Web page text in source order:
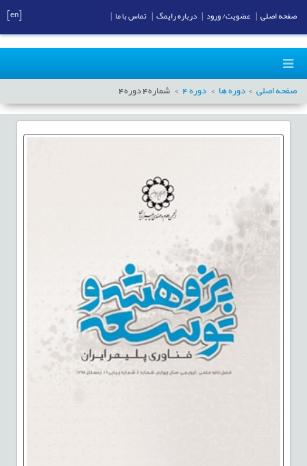
صفحه اصلی دوره ها دوره4 شماره4دوره4
صفحه اصلی عضویت/ ورود درباره رایمگ تماس با ما